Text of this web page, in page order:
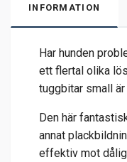
INFORMATION
Har hunden
ett flertal olika
tuggbitar small
Den här
annat
effektiv mot